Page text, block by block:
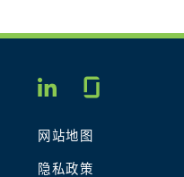
LINKEDIN
网站地图
隐私政策